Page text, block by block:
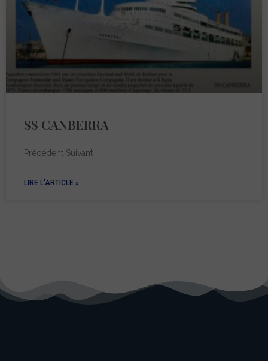
SS CANBERRA
Précédent Suivant
LIRE L'ARTICLE »